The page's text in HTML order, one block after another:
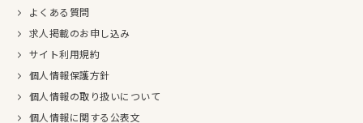
よくある質問
求人掲載のお申し込み
サイト利用規約
個人情報保護方針
個人情報の取り扱いについて
個人情報に関する公表文